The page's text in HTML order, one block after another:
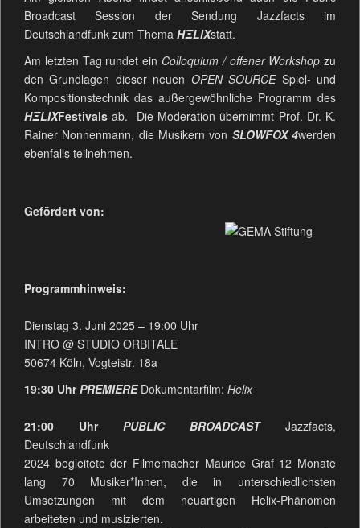
Broadcast Session der Sendung Jazzfacts im
Deutschlandfunk zum Thema HΞLIXstatt.
Am letzten Tag rundet ein Colloquium / offener Workshop zu
den Grundlagen dieser neuen OPEN SOURCE Spiel- und
Kompositionstechnik das außergewöhnliche Programm des
HΞLIXFestivalsab. Die Moderation übernimmt Prof. Dr. K.
Rainer Nonnenmann, die Musikern von SLOWFOX 4werden
ebenfalls teilnehmen.
Gefördert von:
Programmhinweis:
Dienstag 3. Juni 2025 – 19:00 Uhr
INTRO @ STUDIO ORBITALE
50674 Köln, Vogteistr. 18a
19:30 UhrPREMIEREDokumentarfilm: Helix
21:00 Uhr PUBLIC BROADCASTJazzfacts,
Deutschlandfunk
2024 begleitete der Filmemacher Maurice Graf 12 Monate
lang 70 Musiker*Innen, die in unterschiedlichsten
Umsetzungen mit dem neuartigen Helix-Phänomen
arbeiteten und musizierten.